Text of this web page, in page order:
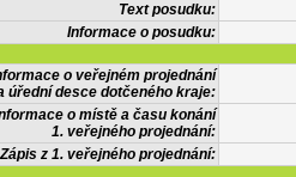
Text posudku:
Informace o posudku:
o veřejném projednání
úřední desce dotčeného kraje:
o místě a času konání
1. veřejného projednání:
Zápis z 1. veřejného projednání: